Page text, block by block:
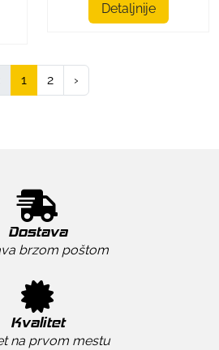
Detaljnije
1 2 ›
Dostava
brzom poštom
Kvalitet
na prvom mestu